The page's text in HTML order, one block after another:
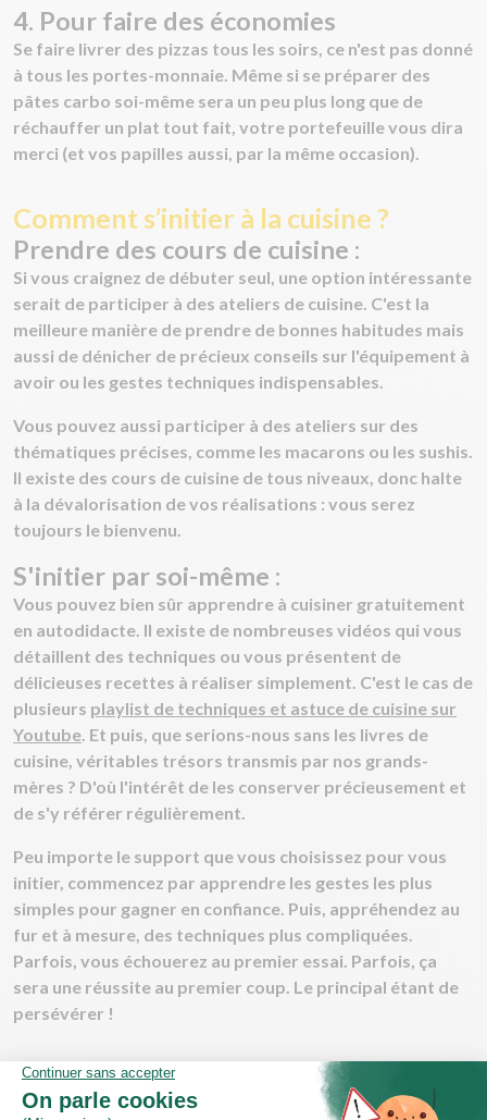
4. Pour faire des économies
Se faire livrer des pizzas tous les soirs, ce n'est pas donné
à tous les portes-monnaie. Même si se préparer des
pâtes carbo soi-même sera un peu plus long que de
réchauffer un plat tout fait, votre portefeuille vous dira
merci (et vos papilles aussi, par la même occasion).
Comment s’initier à la cuisine ?
Prendre des cours de cuisine :
Si vous craignez de débuter seul, une option intéressante
serait de participer à des ateliers de cuisine. C'est la
meilleure manière de prendre de bonnes habitudes mais
aussi de dénicher de précieux conseils sur l'équipement à
avoir ou les gestes techniques indispensables.
Vous pouvez aussi participer à des ateliers sur des
thématiques précises, comme les macarons ou les sushis.
Il existe des cours de cuisine de tous niveaux, donc halte
à la dévalorisation de vos réalisations : vous serez
toujours le bienvenu.
S'initier par soi-même :
Vous pouvez bien sûr apprendre à cuisiner gratuitement
en autodidacte. Il existe de nombreuses vidéos qui vous
détaillent des techniques ou vous présentent de
délicieuses recettes à réaliser simplement. C'est le cas de
plusieurs playlist de techniques et astuce de cuisine sur
Youtube . Et puis, que serions-nous sans les livres de
cuisine, véritables trésors transmis par nos grands-
mères ? D'où l'intérêt de les conserver précieusement et
de s'y référer régulièrement.
Peu importe le support que vous choisissez pour vous
initier, commencez par apprendre les gestes les plus
simples pour gagner en confiance. Puis, appréhendez au
fur et à mesure, des techniques plus compliquées.
Parfois, vous échouerez au premier essai. Parfois, ça
sera une réussite au premier coup. Le principal étant de
persévérer !
À quel âge peut-on se mettre à la
cuisine ?